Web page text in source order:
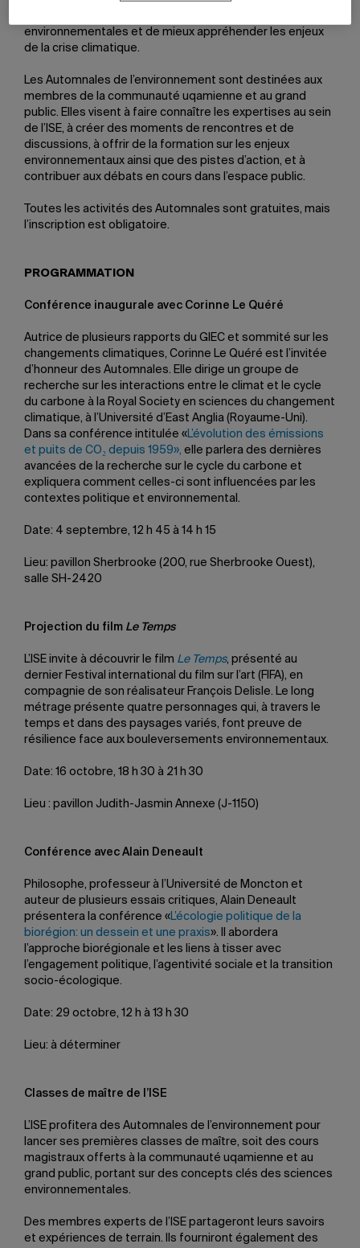
environnementales et de mieux appréhender les enjeux
de la crise climatique.
Les Automnales de l’environnement sont destinées aux
membres de la communauté uqamienne et au grand
public. Elles visent à faire connaître les expertises au sein
de l’ISE, à créer des moments de rencontres et de
discussions, à offrir de la formation sur les enjeux
environnementaux ainsi que des pistes d’action, et à
contribuer aux débats en cours dans l’espace public.
Toutes les activités des Automnales sont gratuites, mais
l’inscription est obligatoire.
PROGRAMMATION
Conférence inaugurale avec Corinne Le Quéré
Autrice de plusieurs rapports du GIEC et sommité sur les
changements climatiques, Corinne Le Quéré est l’invitée
d’honneur des Automnales. Elle dirige un groupe de
recherche sur les interactions entre le climat et le cycle
du carbone à la Royal Society en sciences du changement
climatique, à l’Université d’East Anglia (Royaume-Uni).
Dans sa conférence intitulée «L’évolution des émissions
et puits de CO₂ depuis 1959», elle parlera des dernières
avancées de la recherche sur le cycle du carbone et
expliquera comment celles-ci sont influencées par les
contextes politique et environnemental.
Date: 4 septembre, 12 h 45 à 14 h 15
Lieu: pavillon Sherbrooke (200, rue Sherbrooke Ouest),
salle SH-2420
Projection du film Le Temps
L’ISE invite à découvrir le film Le Temps, présenté au
dernier Festival international du film sur l’art (FIFA), en
compagnie de son réalisateur François Delisle. Le long
métrage présente quatre personnages qui, à travers le
temps et dans des paysages variés, font preuve de
résilience face aux bouleversements environnementaux.
Date: 16 octobre, 18 h 30 à 21 h 30
Lieu : pavillon Judith-Jasmin Annexe (J-1150)
Conférence avec Alain Deneault
Philosophe, professeur à l’Université de Moncton et
auteur de plusieurs essais critiques, Alain Deneault
présentera la conférence «L’écologie politique de la
biorégion: un dessein et une praxis». Il abordera
l’approche biorégionale et les liens à tisser avec
l’engagement politique, l’agentivité sociale et la transition
socio-écologique.
Date: 29 octobre, 12 h à 13 h 30
Lieu: à déterminer
Classes de maître de l’ISE
L’ISE profitera des Automnales de l’environnement pour
lancer ses premières classes de maître, soit des cours
magistraux offerts à la communauté uqamienne et au
grand public, portant sur des concepts clés des sciences
environnementales.
Des membres experts de l’ISE partageront leurs savoirs
et expériences de terrain. Ils fourniront également des